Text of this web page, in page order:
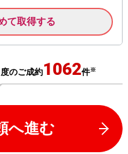
て取得する
のご成約1062件※
へ進む